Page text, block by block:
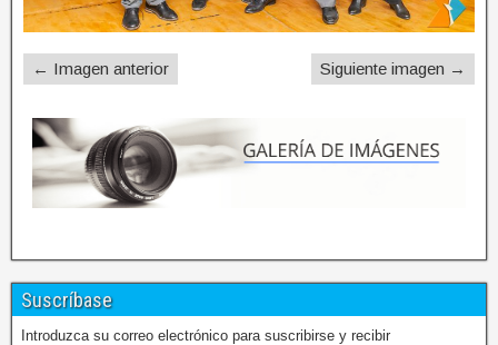
← Imagen anterior Siguiente imagen →
Suscríbase
Introduzca su correo electrónico para suscribirse y recibir